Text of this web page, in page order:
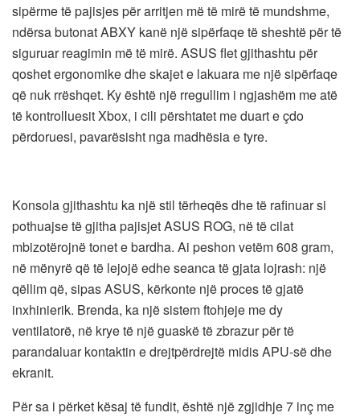
sipërme të pajisjes për arritjen më të mirë të mundshme,
ndërsa butonat ABXY kanë një sipërfaqe të sheshtë për të
siguruar reagimin më të mirë. ASUS flet gjithashtu për
qoshet ergonomike dhe skajet e lakuara me një sipërfaqe
që nuk rrëshqet. Ky është një rregullim i ngjashëm me atë
të kontrolluesit Xbox, i cili përshtatet me duart e çdo
përdoruesi, pavarësisht nga madhësia e tyre.
Konsola gjithashtu ka një stil tërheqës dhe të rafinuar si
pothuajse të gjitha pajisjet ASUS ROG, në të cilat
mbizotërojnë tonet e bardha. Ai peshon vetëm 608 gram,
në mënyrë që të lejojë edhe seanca të gjata lojrash: një
qëllim që, sipas ASUS, kërkonte një proces të gjatë
inxhinierik. Brenda, ka një sistem ftohjeje me dy
ventilatorë, në krye të një guaskë të zbrazur për të
parandaluar kontaktin e drejtpërdrejtë midis APU-së dhe
ekranit.
Për sa i përket kësaj të fundit, është një zgjidhje 7 inç me